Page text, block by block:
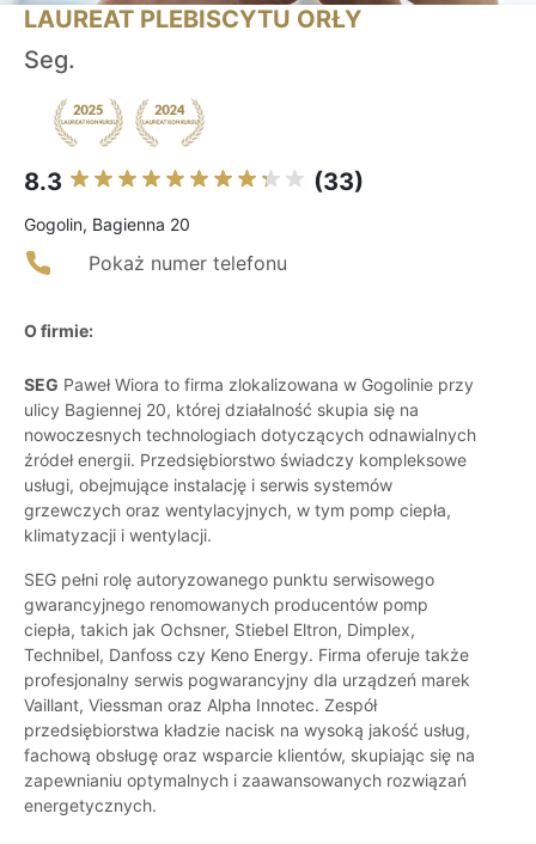
LAUREAT PLEBISCYTU ORŁY
Seg.
8.3 (33)
Gogolin, Bagienna 20
Pokaż numer telefonu
O firmie:
SEG Paweł Wiora to firma zlokalizowana w Gogolinie przy
ulicy Bagiennej 20, której działalność skupia się na
nowoczesnych technologiach dotyczących odnawialnych
źródeł energii. Przedsiębiorstwo świadczy kompleksowe
usługi, obejmujące instalację i serwis systemów
grzewczych oraz wentylacyjnych, w tym pomp ciepła,
klimatyzacji i wentylacji.
SEG pełni rolę autoryzowanego punktu serwisowego
gwarancyjnego renomowanych producentów pomp
ciepła, takich jak Ochsner, Stiebel Eltron, Dimplex,
Technibel, Danfoss czy Keno Energy. Firma oferuje także
profesjonalny serwis pogwarancyjny dla urządzeń marek
Vaillant, Viessman oraz Alpha Innotec. Zespół
przedsiębiorstwa kładzie nacisk na wysoką jakość usług,
fachową obsługę oraz wsparcie klientów, skupiając się na
zapewnianiu optymalnych i zaawansowanych rozwiązań
energetycznych.